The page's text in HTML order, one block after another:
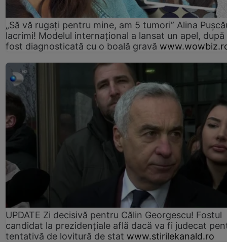
„Să vă rugați pentru mine, am 5 tumori” Alina
lacrimi! Modelul internațional a lansat un apel, după
fost diagnosticată cu o boală gravă
UPDATE Zi decisivă pentru Călin Georgescu! Fostul
candidat la prezidențiale află dacă va fi judecat
tentativă de lovitură de stat www.stirilekanald.ro